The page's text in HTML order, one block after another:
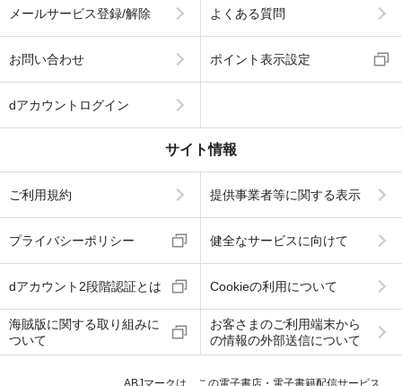
メールサービス登録/解除 よくある質問
お問い合わせ ポイント表示設定
dアカウントログイン
サイト情報
ご利用規約 提供事業者等に関する表示
プライバシーポリシー 健全なサービスに向けて
dアカウント2段階認証とは Cookieの利用について
海賊版に関する取り組みに
ついて
お客さまのご利用端末から
の情報の外部送信について
ABJマークは、この電子書店・電子書籍配信サービス